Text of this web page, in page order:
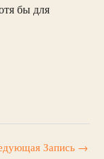
бы для
Запись →